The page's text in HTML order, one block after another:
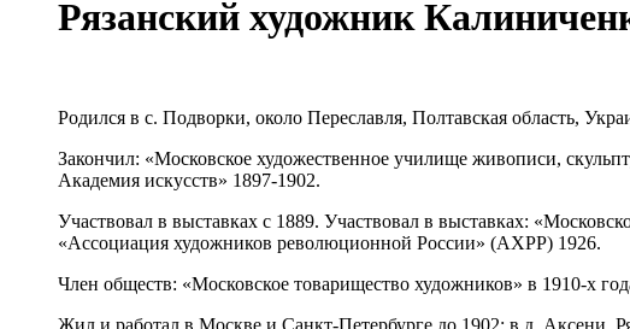
Рязанский художник
Родился в с. Подворки, около Переславля, Полтавская область,
Закончил: «Московское художественное училище живописи,
Академия искусств» 1897-1902.
Участвовал в выставках с 1889. Участвовал в выставках:
«Ассоциация художников революционной России» (АХРР) 1926.
Член обществ: «Московское товарищество художников» в 1910-х
Жил и работал в Москве и Санкт-Петербурге до 1902; в д. Аксени,